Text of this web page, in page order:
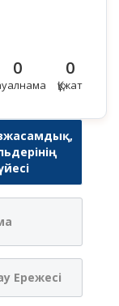
0 0
Құжат
Ережесі